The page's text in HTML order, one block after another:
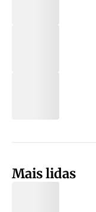
Mais lidas